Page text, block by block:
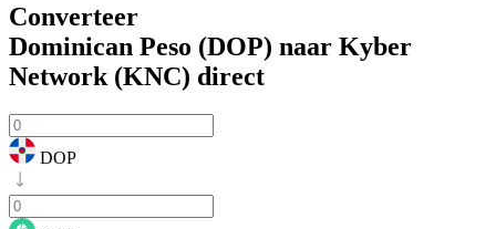
Converteer
Dominican Peso (DOP) naar Kyber
Network (KNC) direct
DOP